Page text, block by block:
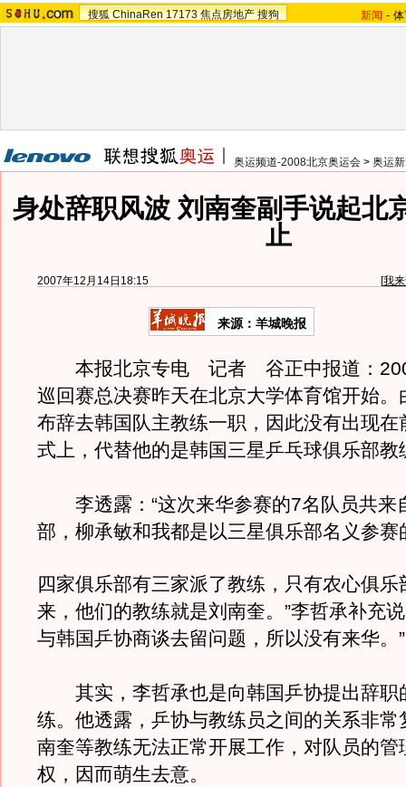
搜狐 ChinaRen 17173 焦点房地产 搜狗 新闻 -
奥运频道-2008北京奥运会 > 奥运
身处辞职风波 刘南奎副手说起北
止
2007年12月14日18:15 [我
来源：羊城晚报
本报北京专电 记者 谷正中报道：
巡回赛总决赛昨天在北京大学体育馆开始。
布辞去韩国队主教练一职，因此没有出现在
式上，代替他的是韩国三星乒乓球俱乐部教
李透露：“这次来华参赛的7名队员共来
部，柳承敏和我都是以三星俱乐部名义参赛
四家俱乐部有三家派了教练，只有农心俱乐
来，他们的教练就是刘南奎。”李哲承补充
与韩国乒协商谈去留问题，所以没有来华。”
其实，李哲承也是向韩国乒协提出辞职
练。他透露，乒协与教练员之间的关系非常
南奎等教练无法正常开展工作，对队员的管
权，因而萌生去意。